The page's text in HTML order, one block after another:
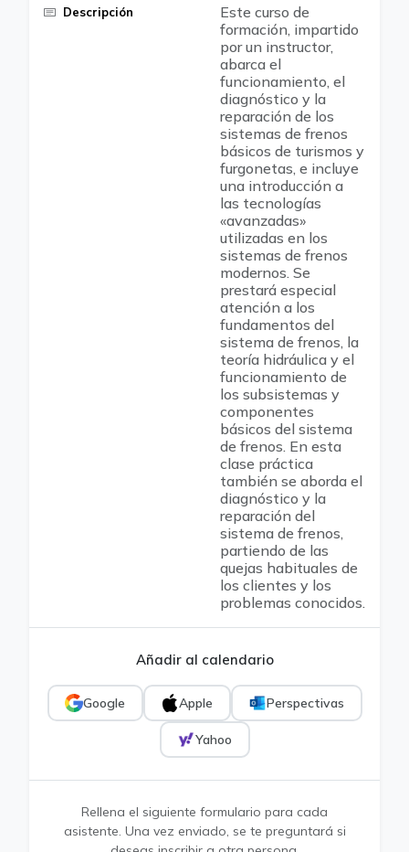
Descripción
Este curso de
formación, impartido
por un instructor,
abarca el
funcionamiento, el
diagnóstico y la
reparación de los
sistemas de frenos
básicos de turismos y
furgonetas, e incluye
una introducción a
las tecnologías
«avanzadas»
utilizadas en los
sistemas de frenos
modernos. Se
prestará especial
atención a los
fundamentos del
sistema de frenos, la
teoría hidráulica y el
funcionamiento de
los subsistemas y
componentes
básicos del sistema
de frenos. En esta
clase práctica
también se aborda el
diagnóstico y la
reparación del
sistema de frenos,
partiendo de las
quejas habituales de
los clientes y los
problemas conocidos.
Añadir al calendario
Google Apple Perspectivas
Yahoo
Rellena el siguiente formulario para cada
asistente. Una vez enviado, se te preguntará si